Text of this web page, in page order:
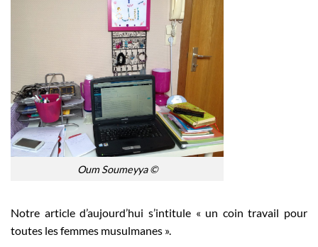
Oum Soumeyya ©
Notre article d’aujourd’hui s’intitule « un coin travail pour
toutes les femmes musulmanes ».